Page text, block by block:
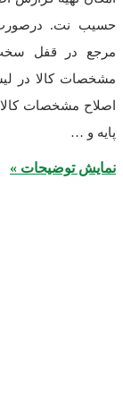
درصورت فعال
قفل سخت‌افزاری
در لیست مرجع
کالا از فرم
»